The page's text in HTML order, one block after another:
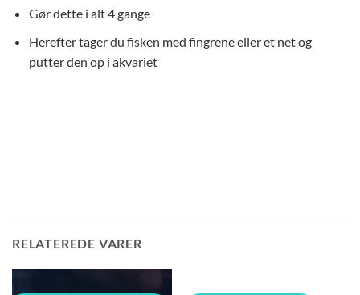
Gør dette i alt 4 gange
Herefter tager du fisken med fingrene eller et net og
putter den op i akvariet
RELATEREDE VARER